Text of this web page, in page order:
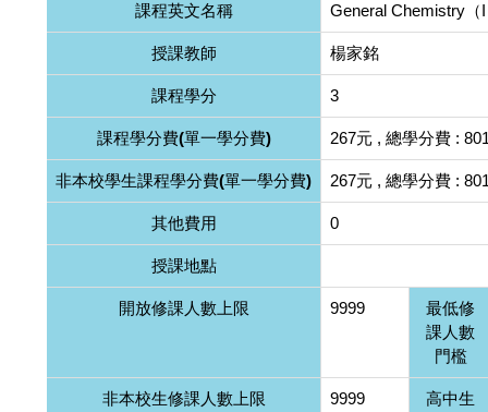
課程英文名稱 General Chemistry（
授課教師 楊家銘
課程學分 3
課程學分費(單一學分費) 267元 , 總學分費 :
非本校學生課程學分費(單一學分費) 267元 , 總學分費 :
其他費用 0
授課地點
開放修課人數上限 9999
最低修
課人數
門檻
非本校生修課人數上限 9999
高中生